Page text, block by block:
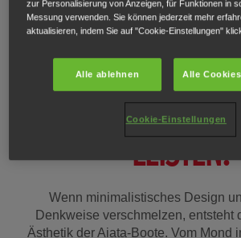
ENTWORFEN,
ENTWICKELT,
LEISTEN.
Wenn minimalistisches Design
Denkweise verschmelzen, entsteht
Ästhetik der Aiata-Boote. Vom Mond
zur Personalisierung von Anzeigen, für Funktionen in
Messung verwenden. Sie können jederzeit mehr
aktualisieren, indem Sie auf "Cookie-Einstellungen"
Alle ablehnen Alle
Cookie-Einstellungen